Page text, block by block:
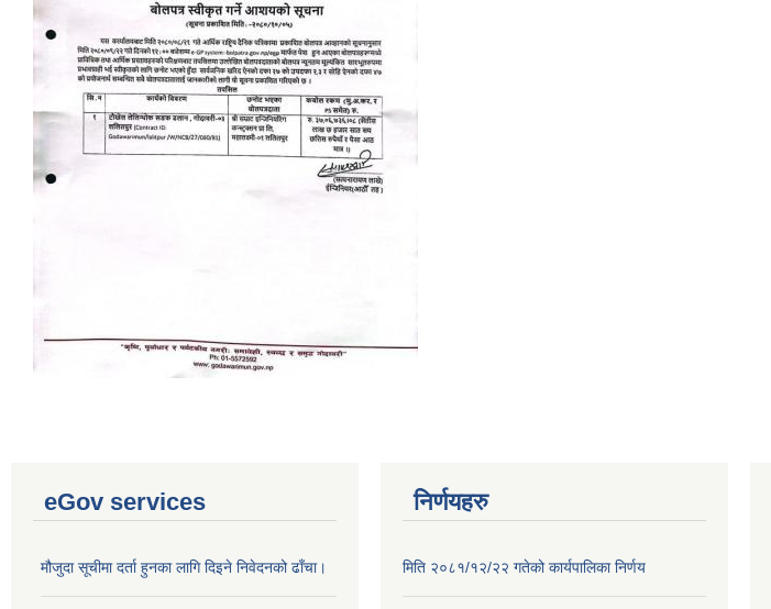
eGov services
मौजुदा सूचीमा दर्ता हुनका लागि दिइने निवेदनको ढाँचा।
निर्णयहरु
मिति २०८१/१२/२२ गतेको कार्यपालिका निर्णय